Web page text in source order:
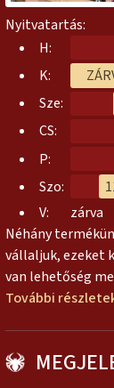
Nyitvatartás:
H:
K:
Sze:
CS:
P:
Szo:
V:
zárva
Néhány
vállaljuk, ezeket
van lehetőség
További